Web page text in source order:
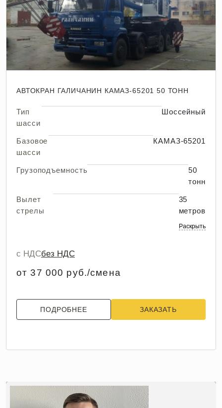
АВТОКРАН ГАЛИЧАНИН КАМАЗ-65201 50 ТОНН
Тип
шасси
Шоссейный
Базовое
шасси
КАМАЗ-65201
Грузоподъемность
50
тонн
Вылет
стрелы
35
метров
Раскрыть
с НДСбез НДС
от 37 000 руб./смена
ПОДРОБНЕЕ ЗАКАЗАТЬ